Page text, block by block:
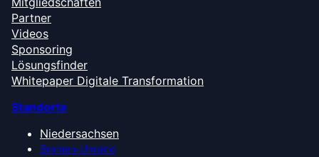
Partner
Videos
Sponsoring
Lösungsfinder
Whitepaper Digitale Transformation
Standorte
Niedersachsen
Bremen-Umland